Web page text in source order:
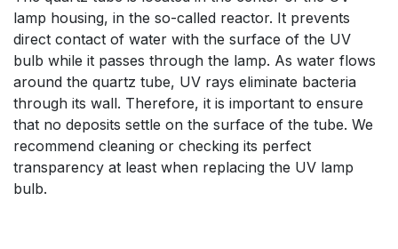
lamp housing, in the so-called reactor. It prevents
direct contact of water with the surface of the UV
bulb while it passes through the lamp. As water flows
around the quartz tube, UV rays eliminate bacteria
through its wall. Therefore, it is important to ensure
that no deposits settle on the surface of the tube. We
recommend cleaning or checking its perfect
transparency at least when replacing the UV lamp
bulb.